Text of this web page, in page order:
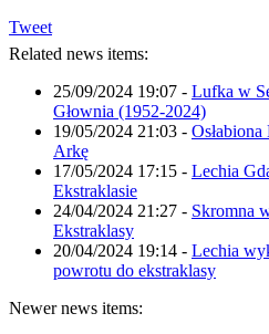
Tweet
Related news items:
25/09/2024 19:07 - Lufka w
Głownia (1952-2024)
19/05/2024 21:03 - Osłabiona
Arkę
17/05/2024 17:15 - Lechia
Ekstraklasie
24/04/2024 21:27 - Skromna
Ekstraklasy
20/04/2024 19:14 - Lechia
powrotu do ekstraklasy
Newer news items: